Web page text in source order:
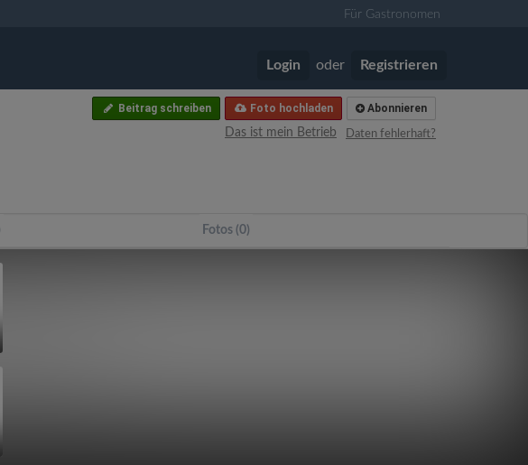
Für Gastronomen
Login oder Registrieren
Abonnieren
Foto hochladen
Beitrag schreiben
Daten fehlerhaft?
Das ist mein Betrieb
Fotos (0)